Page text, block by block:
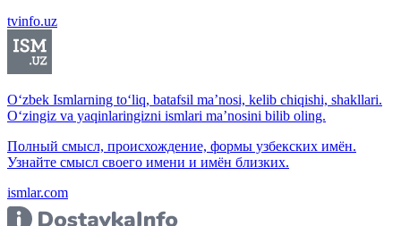
tvinfo.uz
O‘zbek Ismlarning to‘liq, batafsil ma’nosi, kelib chiqishi, shakllari.
O‘zingiz va yaqinlaringizni ismlari ma’nosini bilib oling.
Полный смысл, происхождение, формы узбекских имён.
Узнайте смысл своего имени и имён близких.
ismlar.com